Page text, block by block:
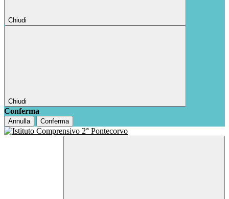
Chiudi
Chiudi
Conferma
Annulla Conferma